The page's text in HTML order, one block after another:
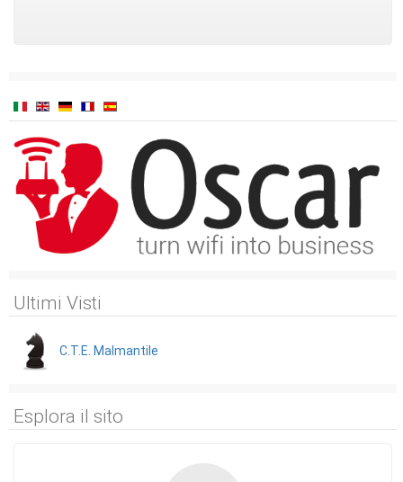
Ultimi Visti
C.T.E. Malmantile
Esplora il sito